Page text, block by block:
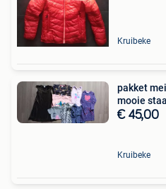
Kruibeke
pakket
mooie
€ 45,00
Kruibeke